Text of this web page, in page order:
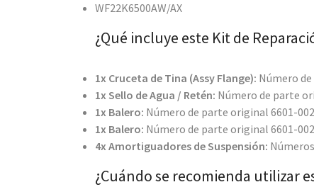
WF22K6500AW/AX
¿Qué incluye este Kit de
1x Cruceta de Tina (Assy Flange): Número
1x Sello de Agua / Retén: Número de parte
1x Balero: Número de parte original 6601-
1x Balero: Número de parte original 6601-
4x Amortiguadores de Suspensión:
¿Cuándo se recomienda utilizar